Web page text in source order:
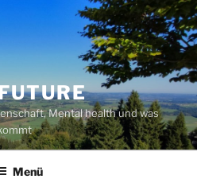
Mental health und was
Menü